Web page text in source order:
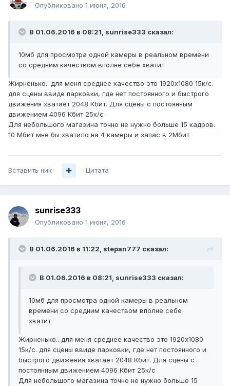
Опубликовано 1 июня, 2016
В 01.06.2016 в 08:21, sunrise333 сказал:
10мб для просмотра одной камеры в реальном времени
со средним качеством вполне себе хватит
Жирненько.. для меня среднее качество это 1920х1080 15к/с.
для сцены ввиде парковки, где нет постоянного и быстрого
движения хватает 2048 Кбит. Для сцены с постоянным
движением 4096 Кбит 25к/с
Для небольшого магазина точно не нужно больше 15 кадров.
10 Мбит мне бы хватило на 4 камеры и запас в 2Мбит
Вставить ник Цитата
sunrise333
Опубликовано 1 июня, 2016
В 01.06.2016 в 11:22, stepan777 сказал:
В 01.06.2016 в 08:21, sunrise333 сказал:
10мб для просмотра одной камеры в реальном
времени со средним качеством вполне себе
хватит
Жирненько.. для меня среднее качество это 1920х1080
15к/с. для сцены ввиде парковки, где нет постоянного и
быстрого движения хватает 2048 Кбит. Для сцены с
постоянным движением 4096 Кбит 25к/с
Для небольшого магазина точно не нужно больше 15